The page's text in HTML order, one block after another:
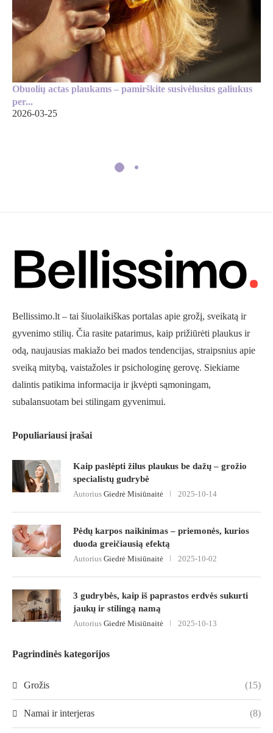
Obuolių actas plaukams – pamirškite susivėlusius galiukus
per...
2026-03-25
Bellissimo.lt – tai šiuolaikiškas portalas apie grožį, sveikatą ir
gyvenimo stilių. Čia rasite patarimus, kaip prižiūrėti plaukus ir
odą, naujausias makiažo bei mados tendencijas, straipsnius apie
sveiką mitybą, vaistažoles ir psichologinę gerovę. Siekiame
dalintis patikima informacija ir įkvėpti sąmoningam,
subalansuotam bei stilingam gyvenimui.
Populiariausi įrašai
Kaip paslėpti žilus plaukus be dažų – grožio
specialistų gudrybė
Autorius Giedrė Misiūnaitė 2025-10-14
Pėdų karpos naikinimas – priemonės, kurios
duoda greičiausią efektą
Autorius Giedrė Misiūnaitė 2025-10-02
3 gudrybės, kaip iš paprastos erdvės sukurti
jaukų ir stilingą namą
Autorius Giedrė Misiūnaitė 2025-10-13
Pagrindinės kategorijos
Grožis (15)
Namai ir interjeras (8)